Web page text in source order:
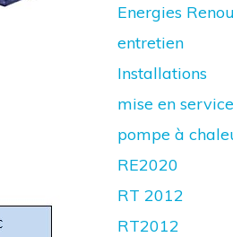
Energies
entretien
Installations
mise en service
pompe à
RE2020
RT 2012
RT2012